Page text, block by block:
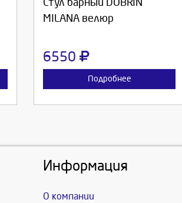
Стул барный DOBRIN
MILANA велюр
6550
Подробнее
Информация
О компании